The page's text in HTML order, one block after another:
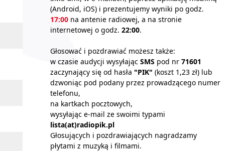
(Android, iOS) i prezentujemy wyniki po godz.
17:00 na antenie radiowej, a na stronie
internetowej o godz. 22:00.
Głosować i pozdrawiać możesz także:
w czasie audycji wysyłając SMS pod nr 71601
zaczynający się od hasła "PIK" (koszt 1,23 zł) lub
dzwoniąc pod podany przez prowadzącego numer
telefonu,
na kartkach pocztowych,
wysyłając e-mail ze swoimi typami
lista(at)radiopik.pl
Głosujących i pozdrawiających nagradzamy
płytami z muzyką i filmami.